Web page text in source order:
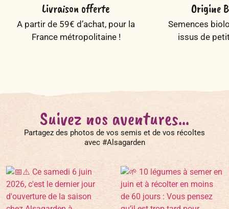
Livraison offerte
A partir de 59€ d’achat, pour la
France métropolitaine !
Origine
Semences
issus de
Suivez nos aventures...
Partagez des photos de vos semis et de vos récoltes
avec #Alsagarden